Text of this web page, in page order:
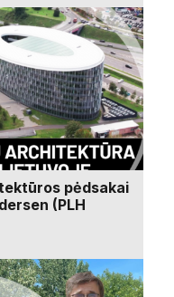
pėdsakai
(PLH